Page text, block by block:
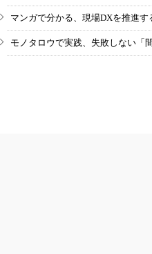
マンガで分かる、現場DXを推進
モノタロウで実践、失敗しない「